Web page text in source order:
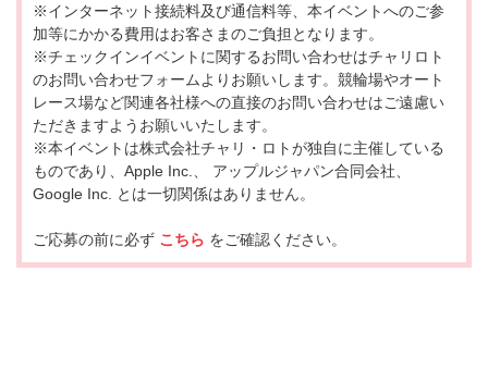
※インターネット接続料及び通信料等、本イベントへのご参
加等にかかる費用はお客さまのご負担となります。
※チェックインイベントに関するお問い合わせはチャリロト
のお問い合わせフォームよりお願いします。競輪場やオート
レース場など関連各社様への直接のお問い合わせはご遠慮い
ただきますようお願いいたします。
※本イベントは株式会社チャリ・ロトが独自に主催している
ものであり、Apple Inc.、 アップルジャパン合同会社、
Google Inc. とは一切関係はありません。
ご応募の前に必ず こちら をご確認ください。